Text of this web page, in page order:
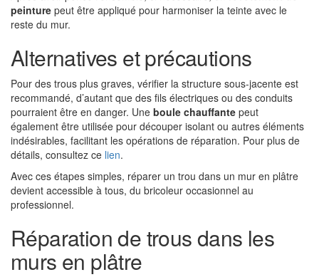
peinture peut être appliqué pour harmoniser la teinte avec le
reste du mur.
Alternatives et précautions
Pour des trous plus graves, vérifier la structure sous-jacente est
recommandé, d’autant que des fils électriques ou des conduits
pourraient être en danger. Une boule chauffante peut
également être utilisée pour découper isolant ou autres éléments
indésirables, facilitant les opérations de réparation. Pour plus de
détails, consultez ce lien.
Avec ces étapes simples, réparer un trou dans un mur en plâtre
devient accessible à tous, du bricoleur occasionnel au
professionnel.
Réparation de trous dans les
murs en plâtre